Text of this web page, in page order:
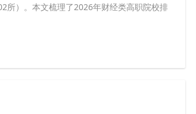
所）。本文梳理了2026年财经类高职院校排